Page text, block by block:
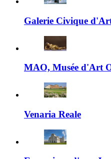
Galerie Civique
MAO, Musée d'Art
Venaria Reale